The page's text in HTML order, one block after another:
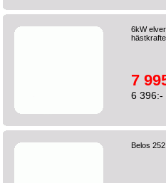
6kW
7
6 396:-
Belos